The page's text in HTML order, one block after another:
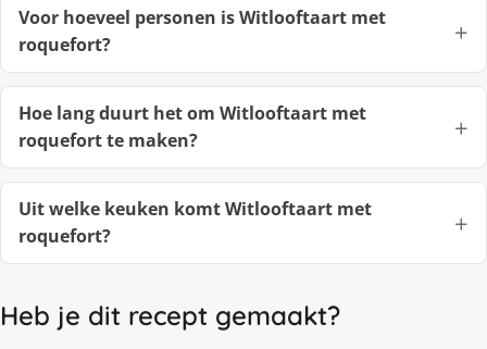
Voor hoeveel personen is Witlooftaart met
roquefort?
Hoe lang duurt het om Witlooftaart met
roquefort te maken?
Uit welke keuken komt Witlooftaart met
roquefort?
Heb je dit recept gemaakt?